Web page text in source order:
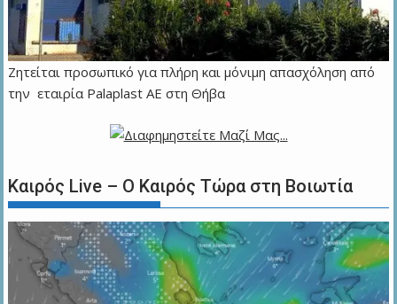
Ζητείται προσωπικό για πλήρη και μόνιμη απασχόληση από
την εταιρία Palaplast AE στη Θήβα
Καιρός Live – Ο Καιρός Τώρα στη Βοιωτία